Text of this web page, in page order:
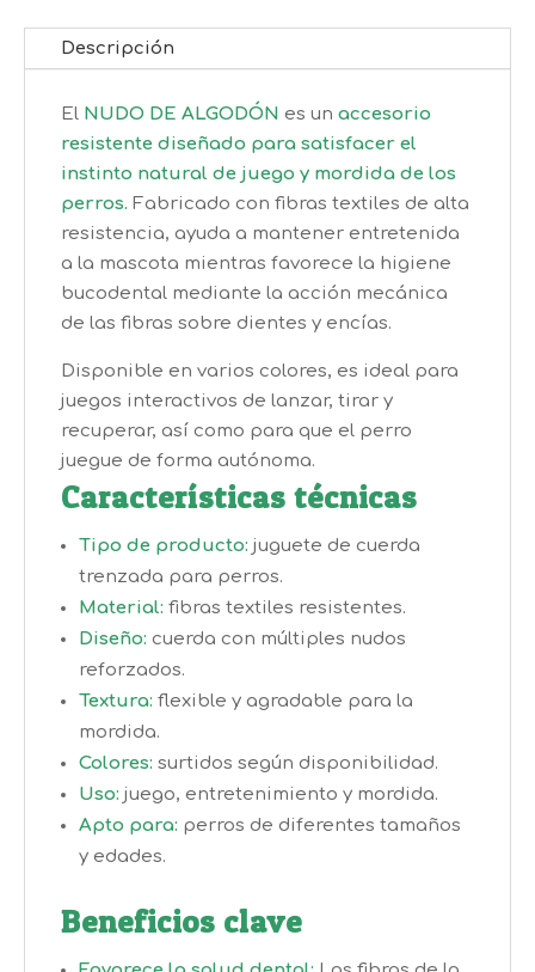
Descripción
El NUDO DE ALGODÓN es un accesorio
resistente diseñado para satisfacer el
instinto natural de juego y mordida de los
perros. Fabricado con fibras textiles de alta
resistencia, ayuda a mantener entretenida
a la mascota mientras favorece la higiene
bucodental mediante la acción mecánica
de las fibras sobre dientes y encías.
Disponible en varios colores, es ideal para
juegos interactivos de lanzar, tirar y
recuperar, así como para que el perro
juegue de forma autónoma.
Características técnicas
Tipo de producto: juguete de cuerda
trenzada para perros.
Material: fibras textiles resistentes.
Diseño: cuerda con múltiples nudos
reforzados.
Textura: flexible y agradable para la
mordida.
Colores: surtidos según disponibilidad.
Uso: juego, entretenimiento y mordida.
Apto para: perros de diferentes tamaños
y edades.
Beneficios clave